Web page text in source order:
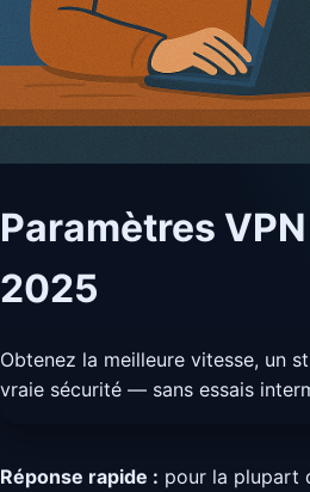
Paramètres
2025
Obtenez la meilleure vitesse, un
vraie sécurité — sans essais
Réponse rapide : pour la plupart